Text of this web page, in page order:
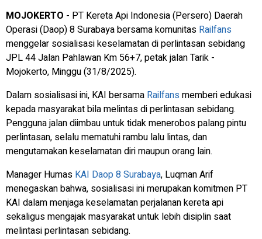
MOJOKERTO - PT Kereta Api Indonesia (Persero) Daerah
Operasi (Daop) 8 Surabaya bersama komunitas Railfans
menggelar sosialisasi keselamatan di perlintasan sebidang
JPL 44 Jalan Pahlawan Km 56+7, petak jalan Tarik -
Mojokerto, Minggu (31/8/2025).
Dalam sosialisasi ini, KAI bersama Railfans memberi edukasi
kepada masyarakat bila melintas di perlintasan sebidang.
Pengguna jalan diimbau untuk tidak menerobos palang pintu
perlintasan, selalu mematuhi rambu lalu lintas, dan
mengutamakan keselamatan diri maupun orang lain.
Manager Humas KAI Daop 8 Surabaya, Luqman Arif
menegaskan bahwa, sosialisasi ini merupakan komitmen PT
KAI dalam menjaga keselamatan perjalanan kereta api
sekaligus mengajak masyarakat untuk lebih disiplin saat
melintasi perlintasan sebidang.